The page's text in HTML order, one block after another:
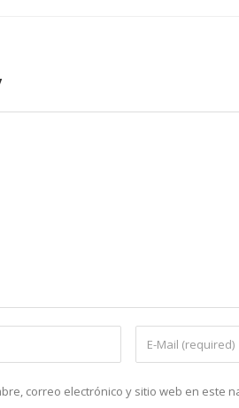
correo electrónico y sitio web en este